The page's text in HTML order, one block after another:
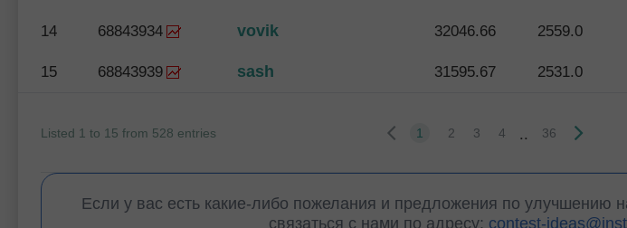
14 68843934 vovik 32046.66 2559.0
15 68843939 sash 31595.67 2531.0
Listed 1 to 15 from 528 entries 1 2 3 4 .. 36
Если у вас есть какие-либо пожелания и предложения по улучшению
связаться с нами по адресу: contest-